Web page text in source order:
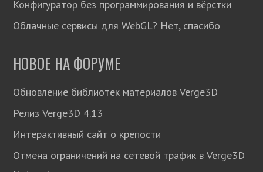
Конфигуратор без программирования и вёрстки
Облачные сервисы для WebGL? Нет, спасибо
НОВОЕ НА ФОРУМЕ
Обновление библиотек материалов Verge3D
Релиз Verge3D 4.13
Интерактивный сайт о крепости
Отмена ограничений на сетевой трафик в Verge3D